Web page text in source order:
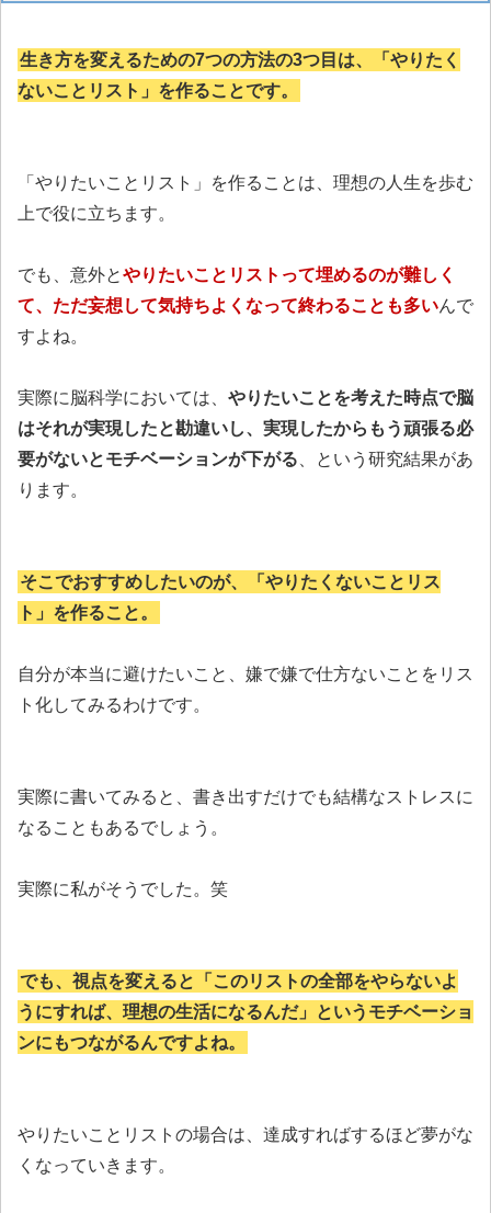
生き方を変えるための7つの方法の3つ目は、「やりたく
ないことリスト」を作ることです。
「やりたいことリスト」を作ることは、理想の人生を歩む
上で役に立ちます。
でも、意外とやりたいことリストって埋めるのが難しく
て、ただ妄想して気持ちよくなって終わることも多いんで
すよね。
実際に脳科学においては、 やりたいことを考えた時点で脳
はそれが実現したと勘違いし、実現したからもう頑張る必
要がないとモチベーションが下がる 、という研究結果があ
ります。
そこでおすすめしたいのが、「やりたくないことリス
ト」を作ること。
自分が本当に避けたいこと、嫌で嫌で仕方ないことをリス
ト化してみるわけです。
実際に書いてみると、書き出すだけでも結構なストレスに
なることもあるでしょう。
実際に私がそうでした。笑
でも、視点を変えると「このリストの全部をやらないよ
うにすれば、理想の生活になるんだ」というモチベーショ
ンにもつながるんですよね。
やりたいことリストの場合は、達成すればするほど夢がな
くなっていきます。